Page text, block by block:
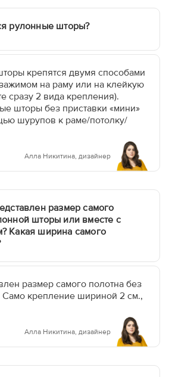
рулонные шторы?
крепятся двумя способами
на раму или на клейкую
сразу 2 вида крепления).
шторы без приставки «мини»
шурупов к раме/потолку/
Алла Никитина, дизайнер
размер самого
шторы или вместе с
Какая ширина самого
размер самого полотна без
Само крепление шириной 2 см.,
Алла Никитина, дизайнер